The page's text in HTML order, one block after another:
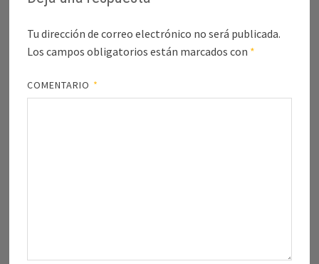
Tu dirección de correo electrónico no será publicada.
Los campos obligatorios están marcados con *
COMENTARIO *